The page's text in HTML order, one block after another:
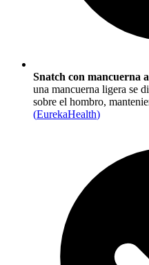
Snatch con mancuerna
una mancuerna ligera se
sobre el hombro,
(EurekaHealth)